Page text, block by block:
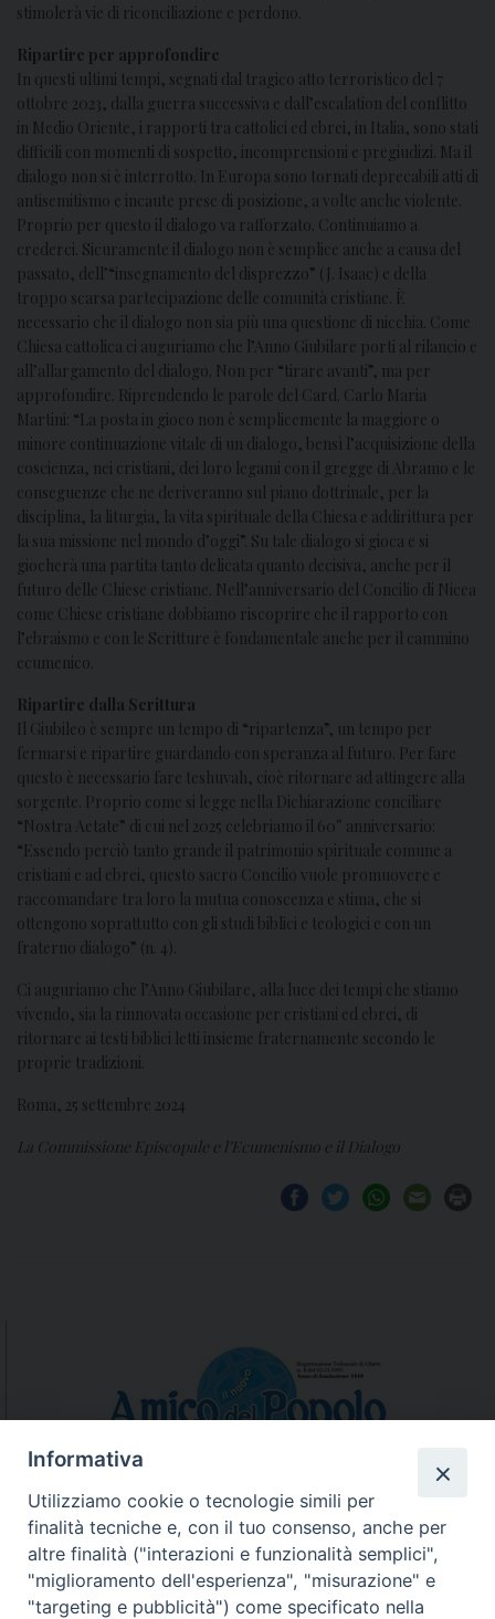
stimolerà vie di riconciliazione e perdono.
Ripartire per approfondire
In questi ultimi tempi, segnati dal tragico atto terroristico del 7
ottobre 2023, dalla guerra successiva e dall’escalation del conflitto
in Medio Oriente, i rapporti tra cattolici ed ebrei, in Italia, sono stati
difficili con momenti di sospetto, incomprensioni e pregiudizi. Ma il
dialogo non si è interrotto. In Europa sono tornati deprecabili atti di
antisemitismo e incaute prese di posizione, a volte anche violente.
Proprio per questo il dialogo va rafforzato. Continuiamo a
crederci. Sicuramente il dialogo non è semplice anche a causa del
passato, dell’“insegnamento del disprezzo” (J. Isaac) e della
troppo scarsa partecipazione delle comunità cristiane. È
necessario che il dialogo non sia più una questione di nicchia. Come
Chiesa cattolica ci auguriamo che l’Anno Giubilare porti al rilancio e
all’allargamento del dialogo. Non per “tirare avanti”, ma per
approfondire. Riprendendo le parole del Card. Carlo Maria
Martini: “La posta in gioco non è semplicemente la maggiore o
minore continuazione vitale di un dialogo, bensì l’acquisizione della
coscienza, nei cristiani, dei loro legami con il gregge di Abramo e le
conseguenze che ne deriveranno sul piano dottrinale, per la
disciplina, la liturgia, la vita spirituale della Chiesa e addirittura per
la sua missione nel mondo d’oggi”. Su tale dialogo si gioca e si
giocherà una partita tanto delicata quanto decisiva, anche per il
futuro delle Chiese cristiane. Nell’anniversario del Concilio di Nicea
come Chiese cristiane dobbiamo riscoprire che il rapporto con
l’ebraismo e con le Scritture è fondamentale anche per il cammino
ecumenico.
Ripartire dalla Scrittura
Il Giubileo è sempre un tempo di “ripartenza”, un tempo per
fermarsi e ripartire guardando con speranza al futuro. Per fare
questo è necessario fare teshuvah, cioè ritornare ad attingere alla
sorgente. Proprio come si legge nella Dichiarazione conciliare
“Nostra Aetate” di cui nel 2025 celebriamo il 60° anniversario:
“Essendo perciò tanto grande il patrimonio spirituale comune a
cristiani e ad ebrei, questo sacro Concilio vuole promuovere e
raccomandare tra loro la mutua conoscenza e stima, che si
ottengono soprattutto con gli studi biblici e teologici e con un
fraterno dialogo” (n. 4).
Ci auguriamo che l’Anno Giubilare, alla luce dei tempi che stiamo
vivendo, sia la rinnovata occasione per cristiani ed ebrei, di
ritornare ai testi biblici letti insieme fraternamente secondo le
proprie tradizioni.
Roma, 25 settembre 2024
La Commissione Episcopale e l’Ecumenismo e il Dialogo
N.7/8 LUGLIO AGOSTO
N. 6 GIUGNO 2026
N°5 MAGGIO 2026
Informativa
Utilizziamo cookie o tecnologie simili per
finalità tecniche e, con il tuo consenso, anche per
altre finalità ("interazioni e funzionalità semplici",
"miglioramento dell'esperienza", "misurazione" e
"targeting e pubblicità") come specificato nella